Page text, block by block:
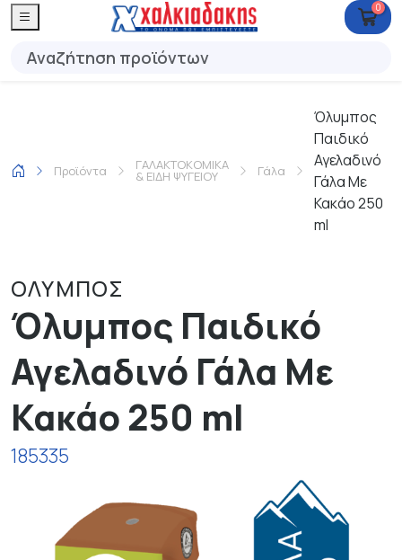
0
Προϊόντα ΓΑΛΑΚΤΟΚΟΜΙΚΑ
& ΕΙΔΗ ΨΥΓΕΙΟΥ Γάλα
Όλυμπος
Παιδικό
Αγελαδινό
Γάλα Με
Κακάο 250
ml
ΟΛΥΜΠΟΣ
Όλυμπος Παιδικό
Αγελαδινό Γάλα Με
Κακάο 250 ml
185335